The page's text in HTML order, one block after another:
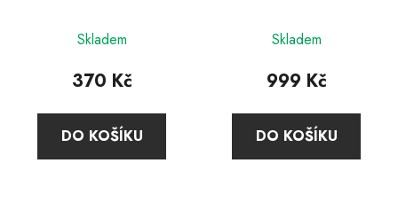
Skladem
370 Kč
DO KOŠÍKU
Skladem
999 Kč
DO KOŠÍKU